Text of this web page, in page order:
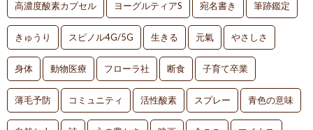
高濃度酸素カプセル ヨーグルティアS 宛名書き 筆跡鑑定
きゅうり スピノル4G/5G 生きる 元氣 やさしさ
身体 動物医療 フローラ社 断食 子育て卒業
薄毛予防 コミュニティ 活性酸素 スプレー 青色の意味